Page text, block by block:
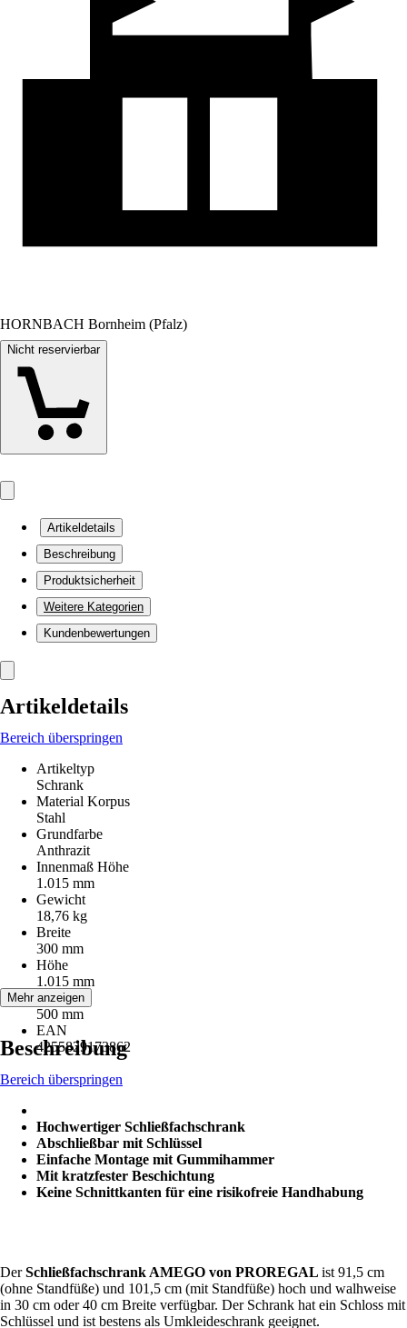
HORNBACH Bornheim (Pfalz)
Nicht reservierbar
Artikeldetails
Beschreibung
Produktsicherheit
Weitere Kategorien
Kundenbewertungen
Artikeldetails
Bereich überspringen
Artikeltyp
Schrank
Material Korpus
Stahl
Grundfarbe
Anthrazit
Innenmaß Höhe
1.015 mm
Gewicht
18,76 kg
Breite
300 mm
Höhe
1.015 mm
Tiefe
500 mm
EAN
4255829173862
Mehr anzeigen
Beschreibung
Bereich überspringen
Hochwertiger Schließfachschrank
Abschließbar mit Schlüssel
Einfache Montage mit Gummihammer
Mit kratzfester Beschichtung
Keine Schnittkanten für eine risikofreie Handhabung
DerSchließfachschrank AMEGO von PROREGAL ist 91,5 cm
(ohne Standfüße) und 101,5 cm (mit Standfüße) hoch und walhweise
in 30 cm oder 40 cm Breite verfügbar. Der Schrank hat ein Schloss mit
Schlüssel und ist bestens als Umkleideschrank geeignet.